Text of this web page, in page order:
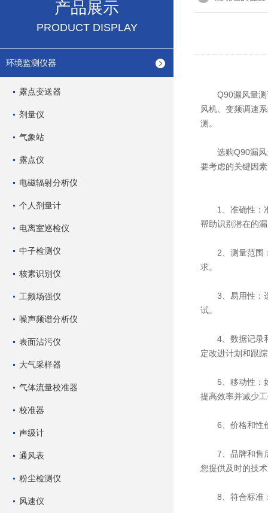
产品展示
PRODUCT DISPLAY
环境监测仪器
露点变送器
剂量仪
气象站
露点仪
电磁辐射分析仪
个人剂量计
电离室巡检仪
中子检测仪
核素识别仪
工频场强仪
噪声频谱分析仪
表面沾污仪
大气采样器
气体流量校准器
校准器
声级计
通风表
粉尘检测仪
风速仪
Q90漏风量测试
风机、变频调速
测。
选购Q90漏
要考虑的关键因
1、准确性：准
帮助识别潜在的
2、测量范围：
求。
3、易用性：选
试。
4、数据记录和
定改进计划和跟
5、移动性：如
提高效率并减少
6、价格和性价
7、品牌和售后
您提供及时的技
8、符合标准：